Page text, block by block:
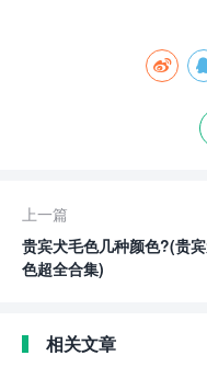
上一篇
贵宾犬毛色几种颜色?(贵
色超全合集)
相关文章